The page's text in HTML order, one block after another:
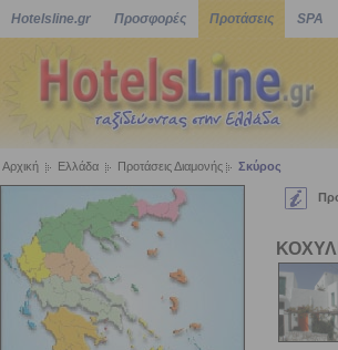
Hotelsline.gr Προσφορές Προτάσεις SPA
Αρχική Ελλάδα Προτάσεις Διαμονής Σκύρος